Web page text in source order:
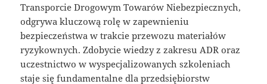
Transporcie Drogowym Towarów Niebezpiecznych,
odgrywa kluczową rolę w zapewnieniu
bezpieczeństwa w trakcie przewozu materiałów
ryzykownych. Zdobycie wiedzy z zakresu ADR oraz
uczestnictwo w wyspecjalizowanych szkoleniach
staje się fundamentalne dla przedsiębiorstw